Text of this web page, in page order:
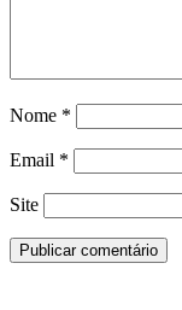
Nome *
Email *
Site